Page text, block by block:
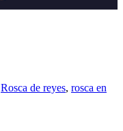
Rosca de reyes, rosca en